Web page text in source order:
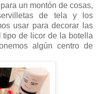
un montón de cosas,
de tela y los
usar para decorar las
tipo de licor de la botella
algún centro de